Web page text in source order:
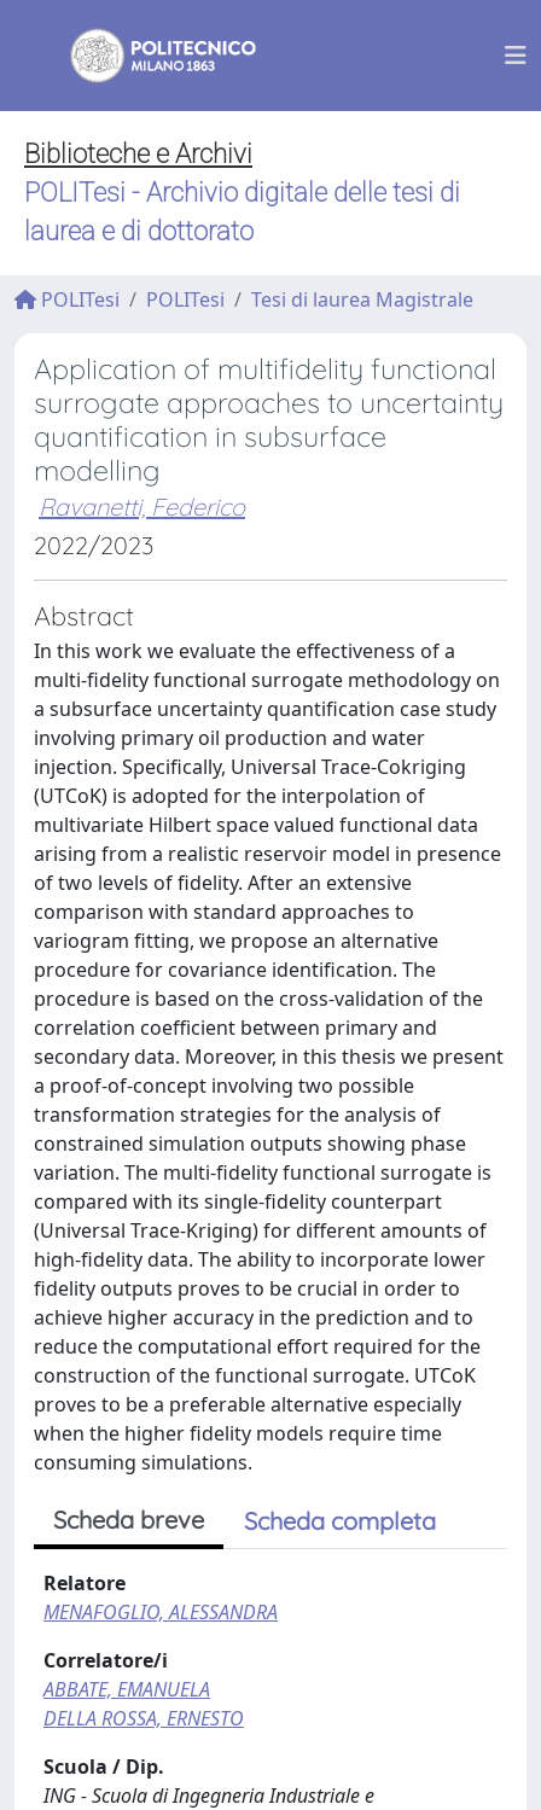
Biblioteche e Archivi
POLITesi - Archivio digitale delle tesi di
laurea e di dottorato
POLITesi POLITesi Tesi di laurea Magistrale
Application of multifidelity functional
surrogate approaches to uncertainty
quantification in subsurface
modelling
Ravanetti, Federico
2022/2023
Abstract
In this work we evaluate the effectiveness of a
multi-fidelity functional surrogate methodology on
a subsurface uncertainty quantification case study
involving primary oil production and water
injection. Specifically, Universal Trace-Cokriging
(UTCoK) is adopted for the interpolation of
multivariate Hilbert space valued functional data
arising from a realistic reservoir model in presence
of two levels of fidelity. After an extensive
comparison with standard approaches to
variogram fitting, we propose an alternative
procedure for covariance identification. The
procedure is based on the cross-validation of the
correlation coefficient between primary and
secondary data. Moreover, in this thesis we present
a proof-of-concept involving two possible
transformation strategies for the analysis of
constrained simulation outputs showing phase
variation. The multi-fidelity functional surrogate is
compared with its single-fidelity counterpart
(Universal Trace-Kriging) for different amounts of
high-fidelity data. The ability to incorporate lower
fidelity outputs proves to be crucial in order to
achieve higher accuracy in the prediction and to
reduce the computational effort required for the
construction of the functional surrogate. UTCoK
proves to be a preferable alternative especially
when the higher fidelity models require time
consuming simulations.
Scheda breve Scheda completa
Relatore
MENAFOGLIO, ALESSANDRA
Correlatore/i
ABBATE, EMANUELA
DELLA ROSSA, ERNESTO
Scuola / Dip.
ING - Scuola di Ingegneria Industriale e